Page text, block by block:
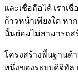
และเชื่อถือได้ เราเ
ก้าวหน้าเพียงใด ห
นั้นย่อมไม่สามารถส
โครงสร้างพื้นฐานด้
หนึ่งของระบบดิจิทัล